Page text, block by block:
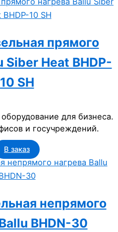
прямого
Siber Heat BHDP-
10 SH
для бизнеса.
и госучреждений.
В заказ
непрямого
BHDN-30